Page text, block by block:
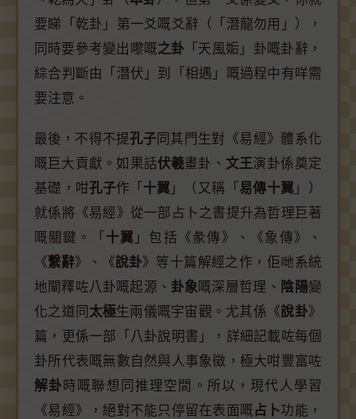
要睇「乾卦」第一爻嘅爻辭（「潛龍勿用」），
同時要參考變出嚟嘅之卦 「天風姤」卦嘅卦辭，
綜合判斷由「潛伏」到「相遇」嘅過程中有咩需
要注意。
最後，不得不提孔子 同其門生對《易經》體系化
嘅巨大貢獻。如果話伏羲畫卦、 文王演卦係奠定
基礎，咁孔子作「 十翼 」（又稱「 易傳十翼 」）
就係將《易經》從一部占卜之書提升為哲理巨著
嘅關鍵。「 十翼 」包括《彖傳》、《象傳》、
《繫辭》、《說卦》等十篇解經之作，佢哋系統
地闡釋咗八卦嘅起源、 卦象嘅深層哲理、 陰陽變
化之道同 太極生兩儀嘅宇宙觀。尤其係《說卦》
篇，更係一部「八卦說明書」，詳細記載咗每個
卦所代表嘅無數自然與人事象徵，極大咁豐富咗
解卦時嘅聯想同推理空間。所以，現代人學習
《易經》，絕對不能只停留在表面嘅占卜功能，